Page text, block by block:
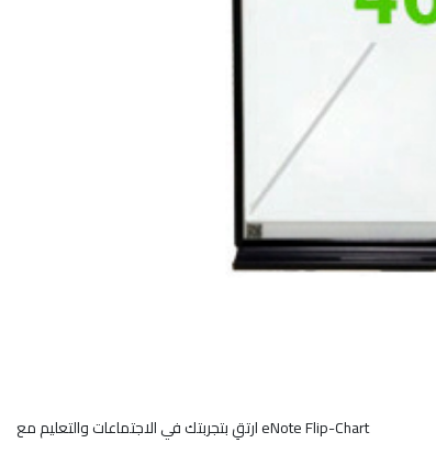
ارتقِ بتجربتك في الاجتماعات والتعليم مع eNote Flip-Chart